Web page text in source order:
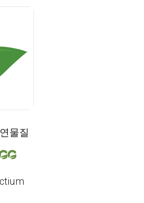
물질